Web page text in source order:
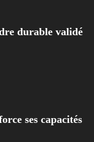
durable validé
ses capacités